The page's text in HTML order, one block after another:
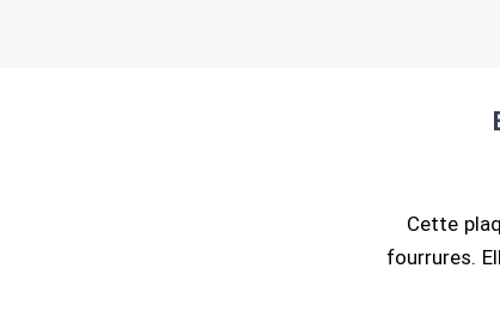
Cette
fourrures.